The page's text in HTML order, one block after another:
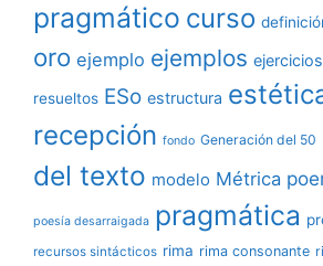
pragmático curso
oro ejemplo ejemplos ejercicios
resueltos ESo estructura
recepción fondo Generación del 50
del texto modelo Métrica
poesía desarraigada pragmática
recursos sintácticos rima rima consonante